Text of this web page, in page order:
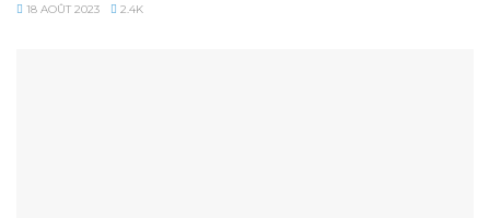
18 AOÛT 2023 2.4K